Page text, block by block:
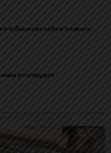
військовозобов’язаного
розладами